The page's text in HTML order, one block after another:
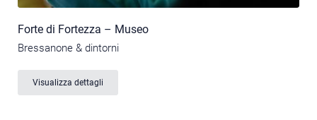
Forte di Fortezza – Museo
Bressanone & dintorni
Visualizza dettagli